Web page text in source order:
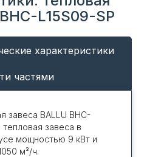
L15S09-SP
характеристики
частями
завеса BALLU BHC-
тепловая завеса в
мощностью 9 кВт и
м³/ч.